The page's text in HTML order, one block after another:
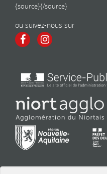
{source}{/source}
ou suivez-nous sur